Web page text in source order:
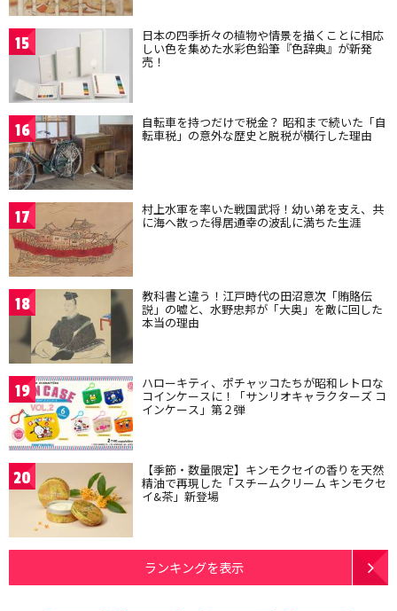
15 日本の四季折々の植物や情景を描くことに相応
しい色を集めた水彩色鉛筆『色辞典』が新発
売！
16 自転車を持つだけで税金？ 昭和まで続いた「自
転車税」の意外な歴史と脱税が横行した理由
17 村上水軍を率いた戦国武将！幼い弟を支え、共
に海へ散った得居通幸の波乱に満ちた生涯
18 教科書と違う！江戸時代の田沼意次「賄賂伝
説」の嘘と、水野忠邦が「大奥」を敵に回した
本当の理由
19 ハローキティ、ポチャッコたちが昭和レトロな
コインケースに！「サンリオキャラクターズ コ
インケース」第２弾
20 【季節・数量限定】キンモクセイの香りを天然
精油で再現した「スチームクリーム キンモクセ
イ&茶」新登場
ランキングを表示